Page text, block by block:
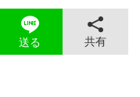
送る 共有